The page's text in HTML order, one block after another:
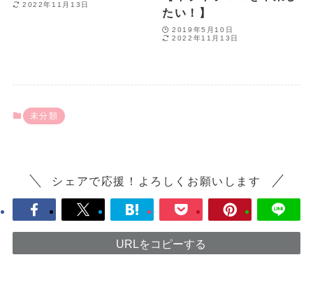
未分類
シェアで応援！よろしくお願いします
URLをコピーする
2022年11月13日
たい！】
2019年5月10日
2022年11月13日